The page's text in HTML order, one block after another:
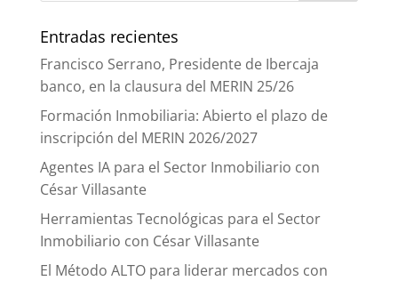
Entradas recientes
Francisco Serrano, Presidente de Ibercaja
banco, en la clausura del MERIN 25/26
Formación Inmobiliaria: Abierto el plazo de
inscripción del MERIN 2026/2027
Agentes IA para el Sector Inmobiliario con
César Villasante
Herramientas Tecnológicas para el Sector
Inmobiliario con César Villasante
El Método ALTO para liderar mercados con